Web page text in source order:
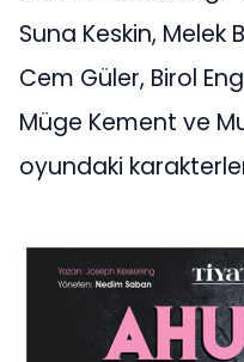
Suna Keskin, Melek
Cem Güler, Birol
Müge Kement ve
oyundaki